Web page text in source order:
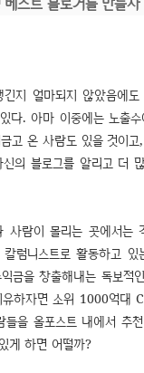
지 얼마되지 않았음에
다. 아마 이중에는 노출
고 온 사람도 있을 것이
의 블로그를 알리고 더
사람이 몰리는 곳에서는
럼니스트로 활동하고
금을 창출해내는 독보적
하자면 소위 1000억대
을 올포스트 내에서 추
게 하면 어떨까?